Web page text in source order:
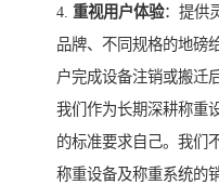
4. 重视用户体验：提供
品牌、不同规格的地磅
户完成设备注销或搬迁
我们作为长期深耕称重
的标准要求自己。我们
称重设备及称重系统的